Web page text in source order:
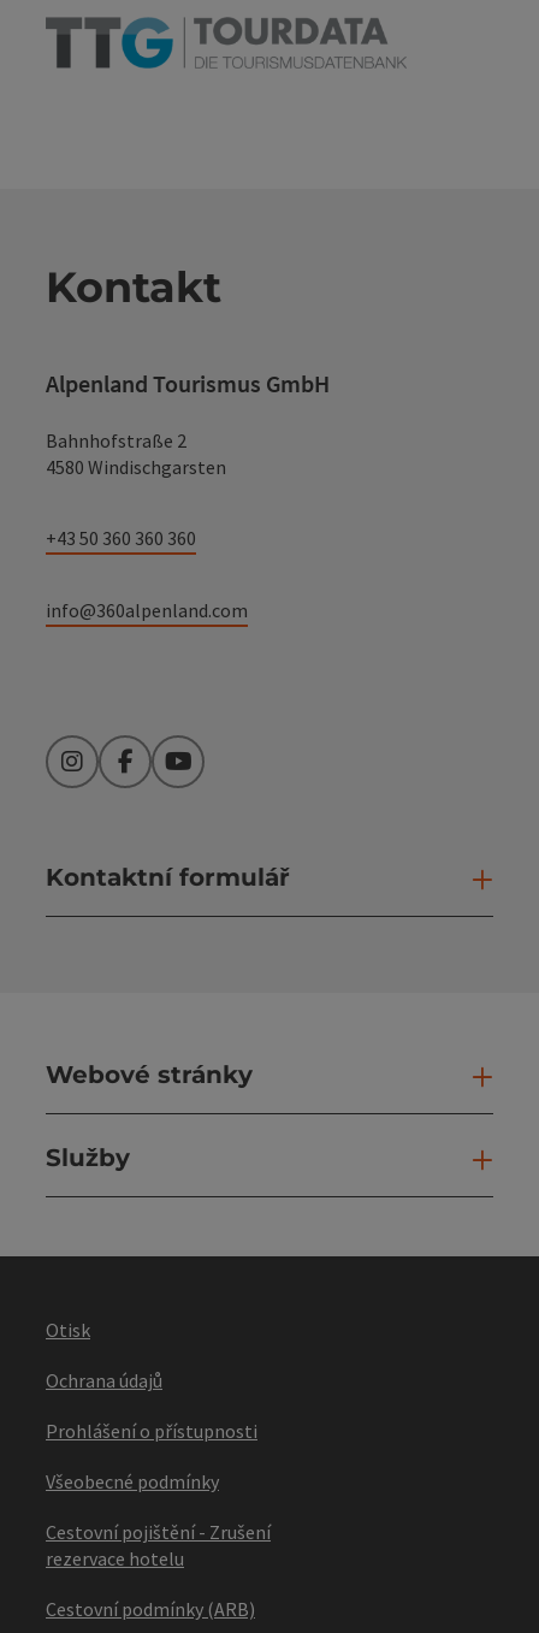
Kontakt
Alpenland Tourismus GmbH
Bahnhofstraße 2
4580 Windischgarsten
+43 50 360 360 360
info@360alpenland.com
InstagramFacebookYouTube
Kontaktní formulář
Webové stránky
Služby
Otisk
Ochrana údajů
Prohlášení o přístupnosti
Všeobecné podmínky
Cestovní pojištění - Zrušení
rezervace hotelu
Cestovní podmínky (ARB)